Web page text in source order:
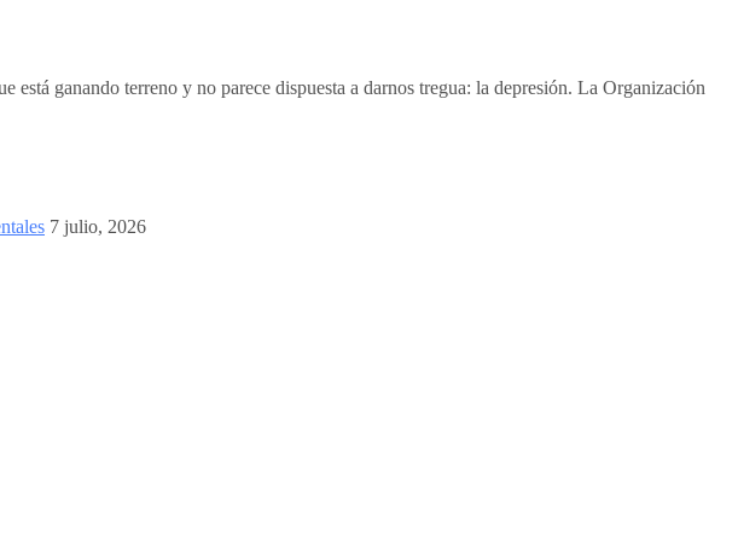
ganando terreno y no parece dispuesta a darnos tregua: la depresión. La Organización
7 julio, 2026